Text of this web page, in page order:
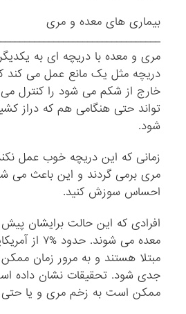
بیماری های معده و مری
مری و معده با دریچه ای به
دریچه مثل یک مانع عمل می کند
خارج از شکم می شود را کنترل می
تواند حتی هنگامی هم که دراز
شود.
زمانی که این دریچه خوب عمل
مری برمی گردند و این باعث
احساس سوزش کنید.
افرادی که این حالت برایشان
معده می شوند.
مبتلا هستند و به مرور زمان
جدی شود. تحقیقات نشان داده
ممکن است به زخم مری و یا حتی